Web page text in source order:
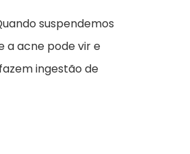
suspendemos
a acne pode vir e
ingestão de